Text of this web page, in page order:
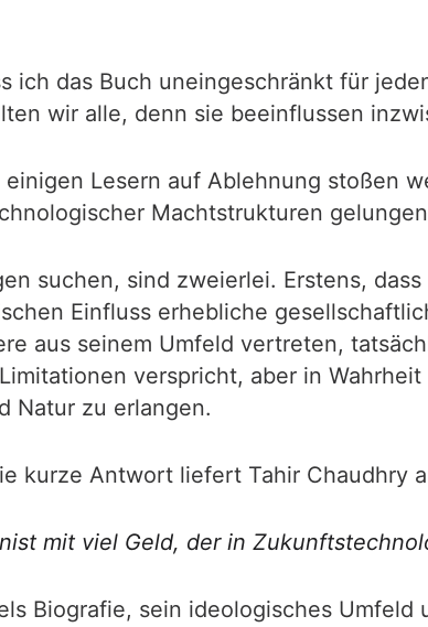
das Buch uneingeschränkt für
wir alle, denn sie beeinflussen
Lesern auf Ablehnung stoßen
Machtstrukturen
suchen, sind zweierlei. Erstens,
Einfluss erhebliche
aus seinem Umfeld vertreten,
verspricht, aber in
Natur zu erlangen.
kurze Antwort liefert Tahir Chaudhry
mit viel Geld, der in
Biografie, sein ideologisches Umfeld